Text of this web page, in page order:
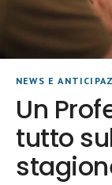
NEWS E
Un
tutto